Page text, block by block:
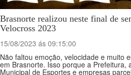
Brasnorte realizou neste final de
Velocross 2023
15/08/2023 ás 09:15:00
Não faltou emoção, velocidade e muito
em Brasnorte. Isso porque a Prefeitura,
Municipal de Esportes e empresas